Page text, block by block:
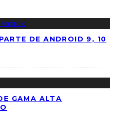
DE ANDROID 9, 10
GAMA ALTA